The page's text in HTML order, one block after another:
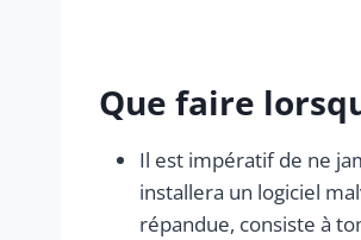
Que faire
Il est impératif de ne
installera un logiciel
répandue, consiste à